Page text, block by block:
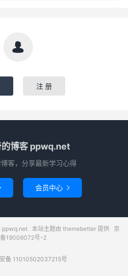

注 册
的博客 ppwq.net
客，分享最新学习心得
会员中心 
ppwq.net本站主题由 themebetter提供 京
19006072号-2
备 11010502037215号